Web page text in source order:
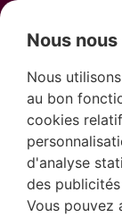
Nous
Nous
au bon
cookies
d'analyse
des
Vous pouvez